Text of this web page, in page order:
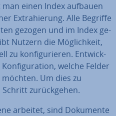
einen Index aufbauen
Ex­tra­hie­rung. Alle Begriffe
gezogen und im Index ge­
Nutzern die Mög­lich­keit,
zu kon­fi­gu­rie­ren. Ent­wick­
welche Felder
Um dies zu
zu­rück­ge­hen.
arbeitet, sind Dokumente